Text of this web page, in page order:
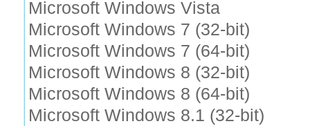
Microsoft Windows Vista
Microsoft Windows 7 (32-bit)
Microsoft Windows 7 (64-bit)
Microsoft Windows 8 (32-bit)
Microsoft Windows 8 (64-bit)
Microsoft Windows 8.1 (32-bit)